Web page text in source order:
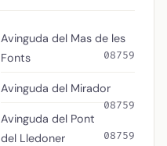
Avinguda del Mas de les
Fonts
08759
Avinguda del Mirador
08759
Avinguda del Pont
del Lledoner
08759